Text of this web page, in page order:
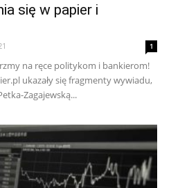
się w papier i
1
na ręce politykom i bankierom!
ukazały się fragmenty wywiadu,
Zagajewską...